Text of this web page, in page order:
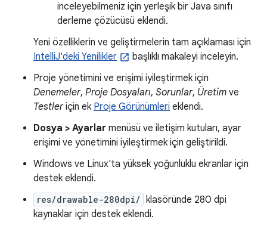
inceleyebilmeniz için yerleşik bir Java sınıfı
derleme çözücüsü eklendi.
Yeni özelliklerin ve geliştirmelerin tam açıklaması için
IntelliJ'deki Yenilikler
başlıklı makaleyi inceleyin.
Proje yönetimini ve erişimi iyileştirmek için
Denemeler, Proje Dosyaları, Sorunlar, Üretim ve
Testleriçin ek Proje Görünümleri eklendi.
Dosya > Ayarlar menüsü ve iletişim kutuları, ayar
erişimi ve yönetimini iyileştirmek için geliştirildi.
Windows ve Linux'ta yüksek yoğunluklu ekranlar için
destek eklendi.
res/drawable-280dpi/ klasöründe 280 dpi
kaynaklar için destek eklendi.